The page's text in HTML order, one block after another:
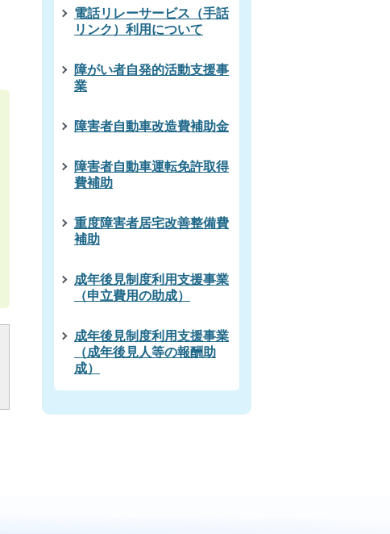
電話リレーサービス（手話
リンク）利用について
障がい者自発的活動支援事
業
障害者自動車改造費補助金
障害者自動車運転免許取得
費補助
重度障害者居宅改善整備費
補助
成年後見制度利用支援事業
（申立費用の助成）
成年後見制度利用支援事業
（成年後見人等の報酬助
成）